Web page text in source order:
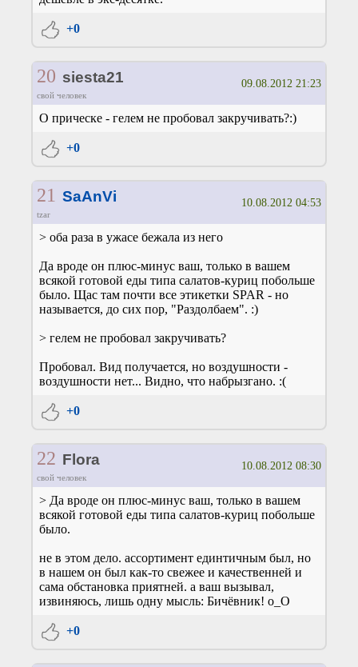
+0
20 siesta21
свой человек
09.08.2012 21:23
О прическе - гелем не пробовал закручивать?:)
+0
21 SaAnVi
tzar
10.08.2012 04:53
> оба раза в ужасе бежала из него
Да вроде он плюс-минус ваш, только в вашем
всякой готовой еды типа салатов-куриц побольше
было. Щас там почти все этикетки SPAR - но
называется, до сих пор, "Раздолбаем". :)
> гелем не пробовал закручивать?
Пробовал. Вид получается, но воздушности -
воздушности нет... Видно, что набрызгано. :(
+0
22 Flora
свой человек
10.08.2012 08:30
> Да вроде он плюс-минус ваш, только в вашем
всякой готовой еды типа салатов-куриц побольше
было.
не в этом дело. ассортимент единтичным был, но
в нашем он был как-то свежее и качественней и
сама обстановка приятней. а ваш вызывал,
извиняюсь, лишь одну мысль: Бичёвник! о_О
+0